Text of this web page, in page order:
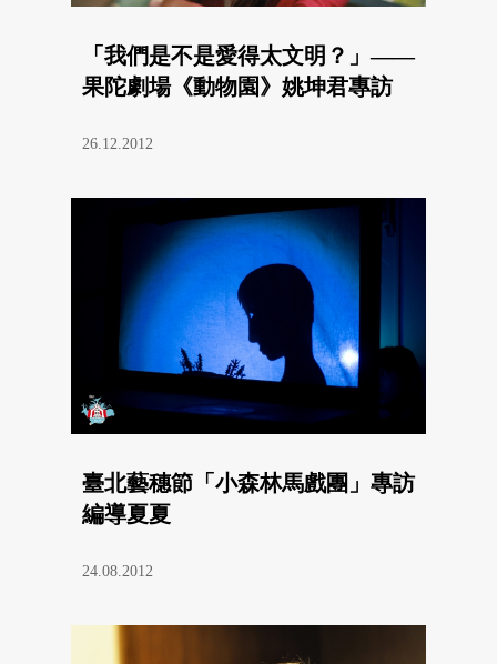
「我們是不是愛得太文明？」——
果陀劇場《動物園》姚坤君專訪
26.12.2012
臺北藝穗節「小森林馬戲團」專訪
編導夏夏
24.08.2012